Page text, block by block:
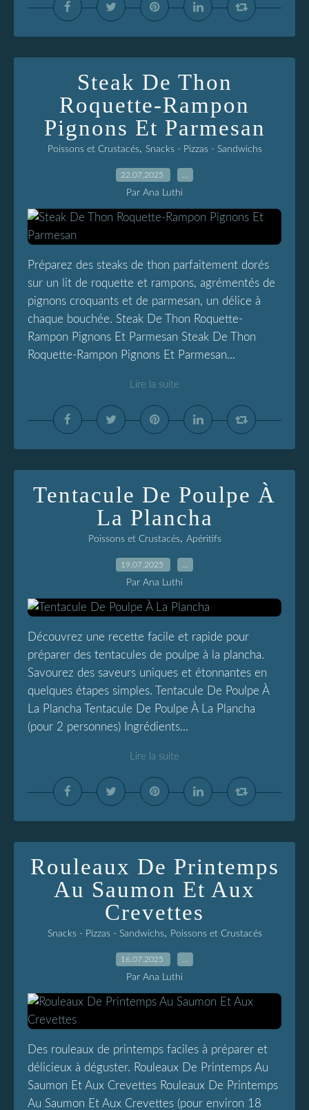
Steak De Thon
Roquette-Rampon
Pignons Et Parmesan
Poissons et Crustacés, Snacks - Pizzas - Sandwichs
22.07.2025
Par Ana Luthi
Préparez des steaks de thon parfaitement dorés
sur un lit de roquette et rampons, agrémentés de
pignons croquants et de parmesan, un délice à
chaque bouchée. Steak De Thon Roquette-
Rampon Pignons Et Parmesan Steak De Thon
Roquette-Rampon Pignons Et Parmesan...
Lire la suite
Tentacule De Poulpe À
La Plancha
Poissons et Crustacés, Apéritifs
19.07.2025
Par Ana Luthi
Découvrez une recette facile et rapide pour
préparer des tentacules de poulpe à la plancha.
Savourez des saveurs uniques et étonnantes en
quelques étapes simples. Tentacule De Poulpe À
La Plancha Tentacule De Poulpe À La Plancha
(pour 2 personnes) Ingrédients...
Lire la suite
Rouleaux De Printemps
Au Saumon Et Aux
Crevettes
Snacks - Pizzas - Sandwichs, Poissons et Crustacés
16.07.2025
Par Ana Luthi
Des rouleaux de printemps faciles à préparer et
délicieux à déguster. Rouleaux De Printemps Au
Saumon Et Aux Crevettes Rouleaux De Printemps
Au Saumon Et Aux Crevettes (pour environ 18